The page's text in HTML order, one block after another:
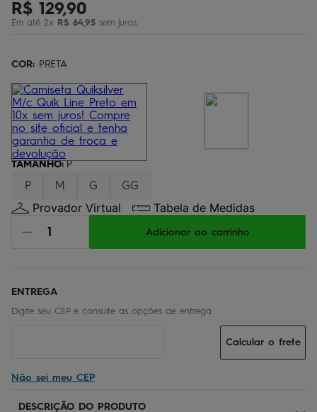
R$ 129,90
Em até 2x R$ 64,95 sem juros
COR: PRETA
TAMANHO: P
P M G GG
Provador Virtual Tabela de Medidas
Adicionar ao carrinho
Não sei meu CEP
Calcular o frete
DESCRIÇÃO DO PRODUTO
º óculos
7 º bermuda
8º boardshort
9º chinelo
10º calça